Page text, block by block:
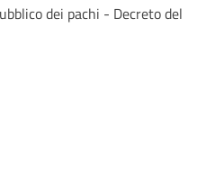
dei pachi - Decreto del